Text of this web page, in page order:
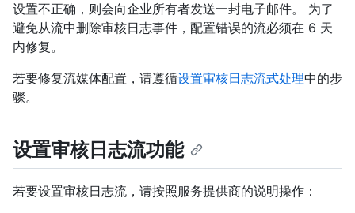
设置不正确，则会向企业所有者发送一封电子邮件。 为了
避免从流中删除审核日志事件，配置错误的流必须在 6 天
内修复。
若要修复流媒体配置，请遵循设置审核日志流式处理中的步
骤。
设置审核日志流功能
若要设置审核日志流，请按照服务提供商的说明操作：